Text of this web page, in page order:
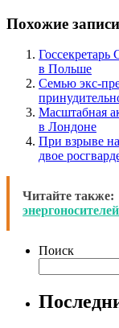
Похожие
в Польше
Семью экс-
Масштабная
в Лондоне
При взрыве
двое
Читайте также:
Поиск